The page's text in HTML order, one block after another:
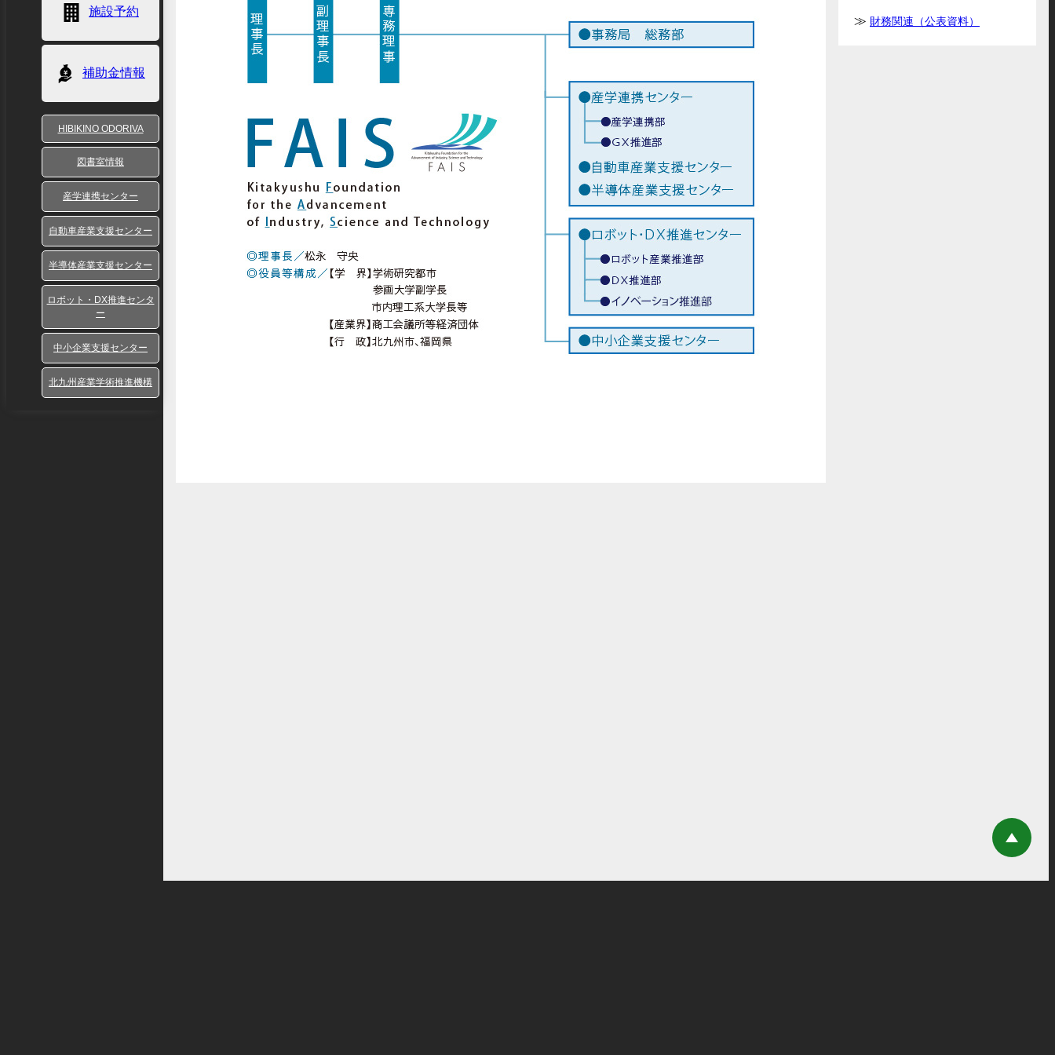
施設予約
補助金情報
HIBIKINO ODORIVA
図書室情報
産学連携センター
自動車産業支援センター
半導体産業支援センター
ロボット・DX推進センタ
ー
中小企業支援センター
北九州産業学術推進機構
財務関連（公表資料）